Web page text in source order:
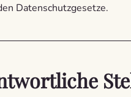
Datenschutzgesetze.